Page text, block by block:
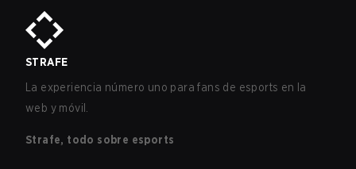
STRAFE
La experiencia número uno para fans de esports en la
web y móvil.
Strafe, todo sobre esports